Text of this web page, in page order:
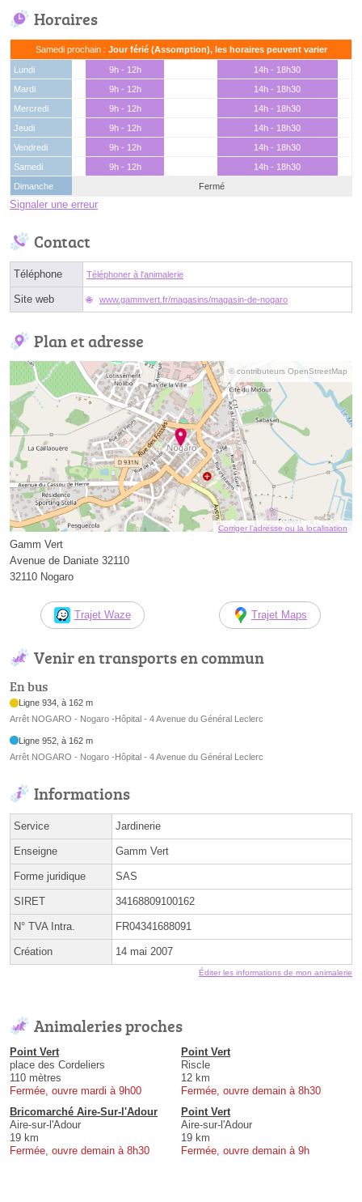
Horaires
Samedi prochain : Jour férié (Assomption), les horaires peuvent varier
Lundi 9h - 12h
14h - 18h30
Mardi
9h - 12h
14h - 18h30
Mercredi
9h - 12h
14h - 18h30
Jeudi
9h - 12h
14h - 18h30
Vendredi
9h - 12h
14h - 18h30
Samedi
9h - 12h
14h - 18h30
Dimanche
Fermé
Signaler une erreur
Contact
Téléphone Téléphoner à l'animalerie
Site web www.gammvert.fr/magasins/magasin-de-nogaro
Plan et adresse
© contributeurs OpenStreetMap
Corriger l’adresse ou la localisation
Gamm Vert
Avenue de Daniate 32110
32110 Nogaro
Trajet Waze Trajet Maps
Venir en transports en commun
En bus
Ligne 934, à 162 m
Arrêt NOGARO - Nogaro -Hôpital - 4 Avenue du Général Leclerc
Ligne 952, à 162 m
Arrêt NOGARO - Nogaro -Hôpital - 4 Avenue du Général Leclerc
Informations
Service Jardinerie
Enseigne Gamm Vert
Forme juridique SAS
SIRET 34168809100162
N° TVA Intra. FR04341688091
Création 14 mai 2007
Éditer les informations de mon animalerie
Animaleries proches
Point Vert
place des Cordeliers
110 mètres
Fermée, ouvre mardi à 9h00
Point Vert
Riscle
12 km
Fermée, ouvre demain à 8h30
Bricomarché Aire-Sur-l'Adour
Aire-sur-l'Adour
19 km
Fermée, ouvre demain à 8h30
Point Vert
Aire-sur-l'Adour
19 km
Fermée, ouvre demain à 9h